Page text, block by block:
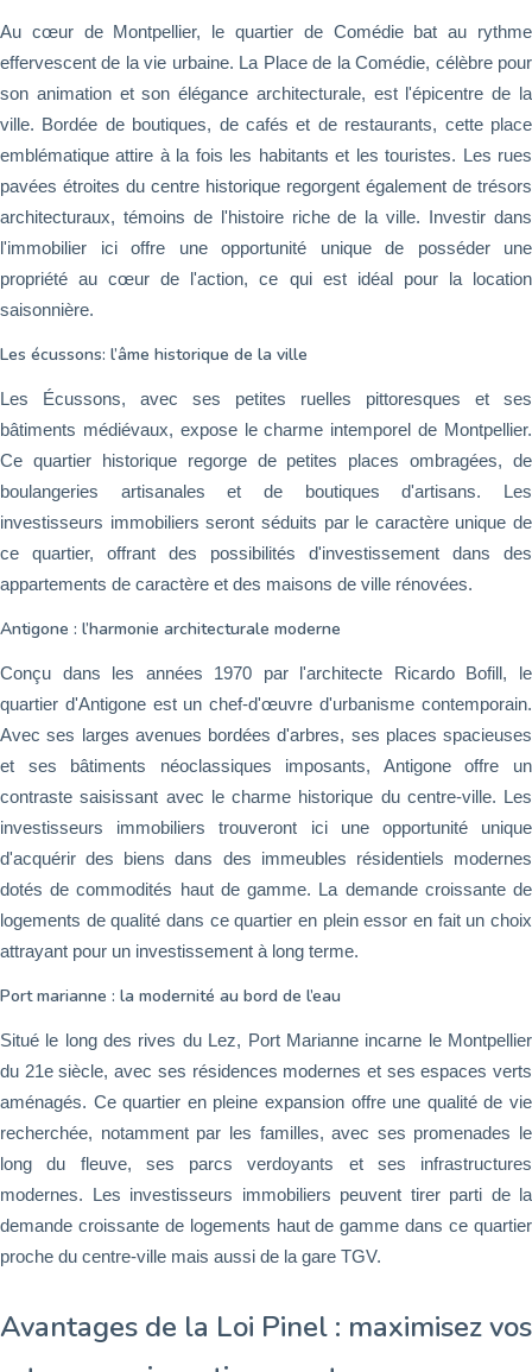
Au cœur de Montpellier, le quartier de Comédie bat au rythme
effervescent de la vie urbaine. La Place de la Comédie, célèbre pour
son animation et son élégance architecturale, est l'épicentre de la
ville. Bordée de boutiques, de cafés et de restaurants, cette place
emblématique attire à la fois les habitants et les touristes. Les rues
pavées étroites du centre historique regorgent également de trésors
architecturaux, témoins de l'histoire riche de la ville. Investir dans
l'immobilier ici offre une opportunité unique de posséder une
propriété au cœur de l'action, ce qui est idéal pour la location
saisonnière.
Les écussons: l’âme historique de la ville
Les Écussons, avec ses petites ruelles pittoresques et ses
bâtiments médiévaux, expose le charme intemporel de Montpellier.
Ce quartier historique regorge de petites places ombragées, de
boulangeries artisanales et de boutiques d'artisans. Les
investisseurs immobiliers seront séduits par le caractère unique de
ce quartier, offrant des possibilités d'investissement dans des
appartements de caractère et des maisons de ville rénovées.
Antigone : l’harmonie architecturale moderne
Conçu dans les années 1970 par l'architecte Ricardo Bofill, le
quartier d'Antigone est un chef-d'œuvre d'urbanisme contemporain.
Avec ses larges avenues bordées d'arbres, ses places spacieuses
et ses bâtiments néoclassiques imposants, Antigone offre un
contraste saisissant avec le charme historique du centre-ville. Les
investisseurs immobiliers trouveront ici une opportunité unique
d'acquérir des biens dans des immeubles résidentiels modernes
dotés de commodités haut de gamme. La demande croissante de
logements de qualité dans ce quartier en plein essor en fait un choix
attrayant pour un investissement à long terme.
Port marianne : la modernité au bord de l’eau
Situé le long des rives du Lez, Port Marianne incarne le Montpellier
du 21e siècle, avec ses résidences modernes et ses espaces verts
aménagés. Ce quartier en pleine expansion offre une qualité de vie
recherchée, notamment par les familles, avec ses promenades le
long du fleuve, ses parcs verdoyants et ses infrastructures
modernes. Les investisseurs immobiliers peuvent tirer parti de la
demande croissante de logements haut de gamme dans ce quartier
proche du centre-ville mais aussi de la gare TGV.
Avantages de la Loi Pinel : maximisez vos